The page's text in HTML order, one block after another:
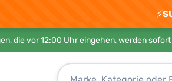
⚡
die vor 12:00 Uhr eingehen, werden sofort